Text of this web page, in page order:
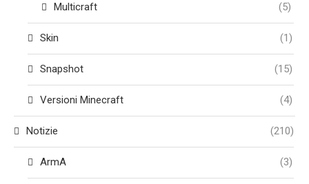
Multicraft (5)
Skin (1)
Snapshot (15)
Versioni Minecraft (4)
Notizie (210)
ArmA (3)